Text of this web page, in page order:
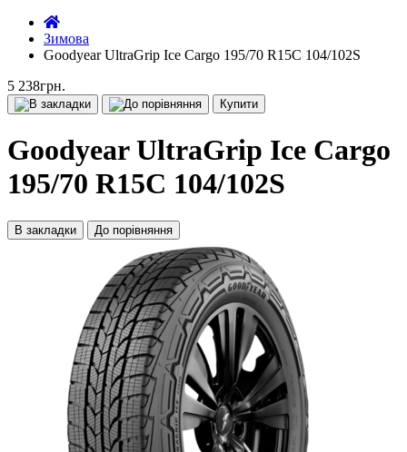
Зимова
Goodyear UltraGrip Ice Cargo 195/70 R15C 104/102S
5 238грн.
Купити
Goodyear UltraGrip Ice Cargo
195/70 R15C 104/102S
В закладки До порівняння